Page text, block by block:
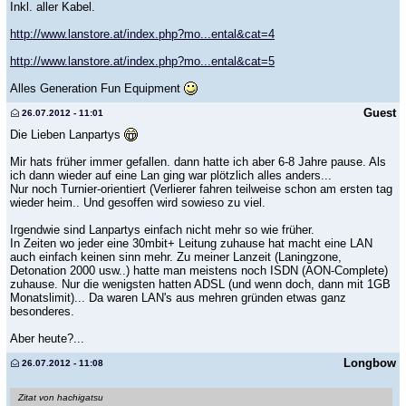
Inkl. aller Kabel.
http://www.lanstore.at/index.php?mo...ental&cat=4
http://www.lanstore.at/index.php?mo...ental&cat=5
Alles Generation Fun Equipment
Guest
26.07.2012 - 11:01
Die Lieben Lanpartys
Mir hats früher immer gefallen. dann hatte ich aber 6-8 Jahre pause. Als
ich dann wieder auf eine Lan ging war plötzlich alles anders...
Nur noch Turnier-orientiert (Verlierer fahren teilweise schon am ersten tag
wieder heim.. Und gesoffen wird sowieso zu viel.
Irgendwie sind Lanpartys einfach nicht mehr so wie früher.
In Zeiten wo jeder eine 30mbit+ Leitung zuhause hat macht eine LAN
auch einfach keinen sinn mehr. Zu meiner Lanzeit (Laningzone,
Detonation 2000 usw..) hatte man meistens noch ISDN (AON-Complete)
zuhause. Nur die wenigsten hatten ADSL (und wenn doch, dann mit 1GB
Monatslimit)... Da waren LAN's aus mehren gründen etwas ganz
besonderes.
Aber heute?...
Longbow
26.07.2012 - 11:08
Zitat von hachigatsu